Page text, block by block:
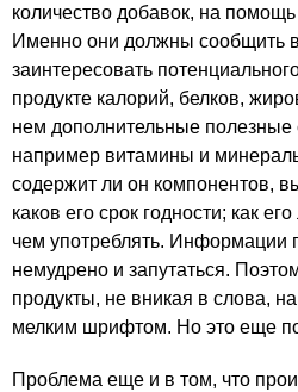
количество добавок, на помощь
Именно они должны сообщить
заинтересовать
продукте калорий, белков,
нем дополнительные
например витамины и
содержит ли он компонентов,
каков его срок годности; как
чем употреблять. Информации
немудрено и запутаться.
продукты, не вникая в слова,
мелким шрифтом. Но это еще
Проблема еще и в том, что